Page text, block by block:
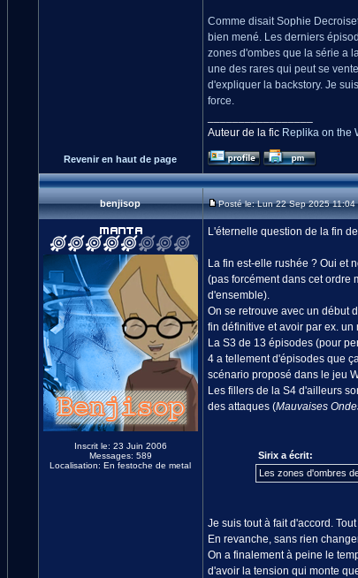
Comme disait Sophie
bien mené. Les derniers
zones d'ombes que la série a
une des rares qui peut se
d'expliquer la backstory. Je
force.
Auteur de la fic Replika on the
Revenir en haut de page
benjisop Posté le: Lun 22 Sep 2025
Inscrit le: 23 Juin 2006
Messages: 589
Localisation: En festoche de metal
L'éternelle question de la fin
La fin est-elle rushée ? Oui et
(pas forcément dans cet ordre
d'ensemble).
On se retrouve avec un début
fin définitive et avoir par ex.
La S3 de 13 épisodes (pour
4 a tellement d'épisodes que
scénario proposé dans le jeu
Les fillers de la S4 d'ailleurs
des attaques (Mauvaises
Sirix a écrit:
Les zones d'ombres
Je suis tout à fait d'accord.
En revanche, sans rien
On a finalement à peine le
d'avoir la tension qui monte